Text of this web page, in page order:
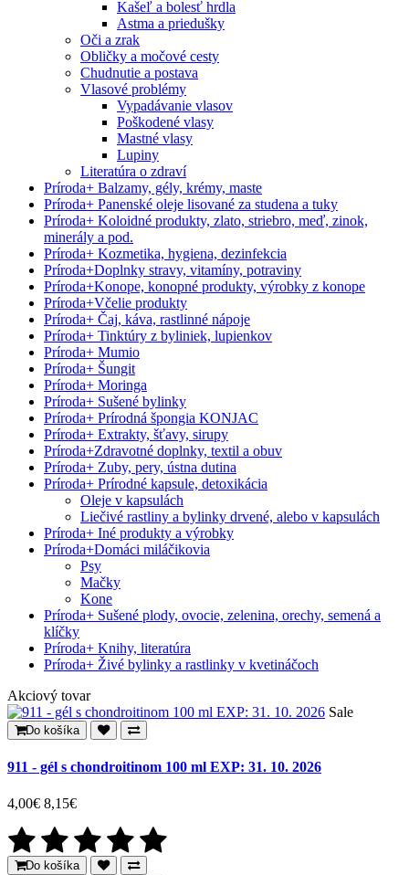
Kašeľ a bolesť hrdla
Astma a priedušky
Oči a zrak
Obličky a močové cesty
Chudnutie a postava
Vlasové problémy
Vypadávanie vlasov
Poškodené vlasy
Mastné vlasy
Lupiny
Literatúra o zdraví
Príroda+ Balzamy, gély, krémy, maste
Príroda+ Panenské oleje lisované za studena a tuky
Príroda+ Koloidné produkty, zlato, striebro, meď, zinok,
minerály a pod.
Príroda+ Kozmetika, hygiena, dezinfekcia
Príroda+Doplnky stravy, vitamíny, potraviny
Príroda+Konope, konopné produkty, výrobky z konope
Príroda+Včelie produkty
Príroda+ Čaj, káva, rastlinné nápoje
Príroda+ Tinktúry z byliniek, lupienkov
Príroda+ Mumio
Príroda+ Šungit
Príroda+ Moringa
Príroda+ Sušené bylinky
Príroda+ Prírodná špongia KONJAC
Príroda+ Extrakty, šťavy, sirupy
Príroda+Zdravotné doplnky, textil a obuv
Príroda+ Zuby, pery, ústna dutina
Príroda+ Prírodné kapsule, detoxikácia
Oleje v kapsulách
Liečivé rastliny a bylinky drvené, alebo v kapsulách
Príroda+ Iné produkty a výrobky
Príroda+Domáci miláčikovia
Psy
Mačky
Kone
Príroda+ Sušené plody, ovocie, zelenina, orechy, semená a
klíčky
Príroda+ Knihy, literatúra
Príroda+ Živé bylinky a rastlinky v kvetináčoch
Akciový tovar
Sale
Do košíka
911 - gél s chondroitinom 100 ml EXP: 31. 10. 2026
4,00€ 8,15€
Do košíka